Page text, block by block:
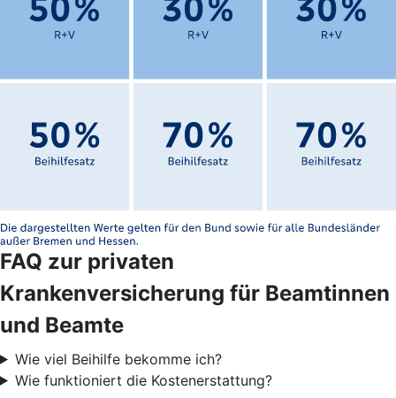
FAQ zur privaten
Krankenversicherung für Beamtinnen
und Beamte
Wie viel Beihilfe bekomme ich?
Wie funktioniert die Kostenerstattung?